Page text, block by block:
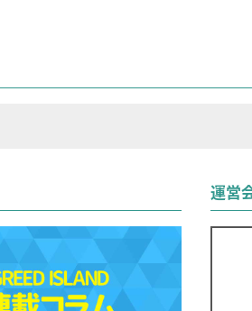
運営